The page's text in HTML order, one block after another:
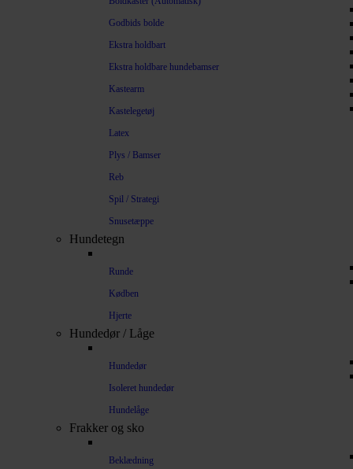
Godbids bolde
Ekstra holdbart
Ekstra holdbare hundebamser
Kastearm
Kastelegetøj
Latex
Plys / Bamser
Reb
Spil / Strategi
Snusetæppe
Hundetegn
Runde
Kødben
Hjerte
Hundedør / Låge
Hundedør
Isoleret hundedør
Hundelåge
Frakker og sko
Beklædning